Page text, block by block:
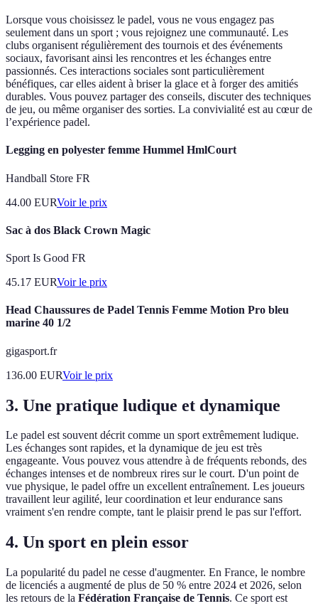
Lorsque vous choisissez le padel, vous ne vous engagez pas
seulement dans un sport ; vous rejoignez une communauté. Les
clubs organisent régulièrement des tournois et des événements
sociaux, favorisant ainsi les rencontres et les échanges entre
passionnés. Ces interactions sociales sont particulièrement
bénéfiques, car elles aident à briser la glace et à forger des amitiés
durables. Vous pouvez partager des conseils, discuter des techniques
de jeu, ou même organiser des sorties. La convivialité est au cœur de
l’expérience padel.
Legging en polyester femme Hummel HmlCourt
Handball Store FR
44.00 EURVoir le prix
Sac à dos Black Crown Magic
Sport Is Good FR
45.17 EURVoir le prix
Head Chaussures de Padel Tennis Femme Motion Pro bleu
marine 40 1/2
gigasport.fr
136.00 EURVoir le prix
3. Une pratique ludique et dynamique
Le padel est souvent décrit comme un sport extrêmement ludique.
Les échanges sont rapides, et la dynamique de jeu est très
engageante. Vous pouvez vous attendre à de fréquents rebonds, des
échanges intenses et de nombreux rires sur le court. D'un point de
vue physique, le padel offre un excellent entraînement. Les joueurs
travaillent leur agilité, leur coordination et leur endurance sans
vraiment s'en rendre compte, tant le plaisir prend le pas sur l'effort.
4. Un sport en plein essor
La popularité du padel ne cesse d'augmenter. En France, le nombre
de licenciés a augmenté de plus de 50 % entre 2024 et 2026, selon
les retours de la Fédération Française de Tennis. Ce sport est